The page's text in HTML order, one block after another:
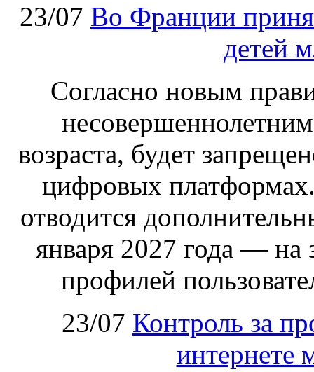
23/07 Во Франции
детей
Согласно новым
возраста, будет
цифровых
отводится
января 2027 года —
профилей
23/07 Контроль за
интернете